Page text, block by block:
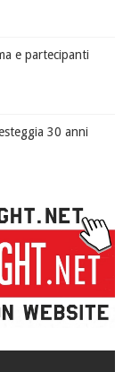
e partecipanti
30 anni